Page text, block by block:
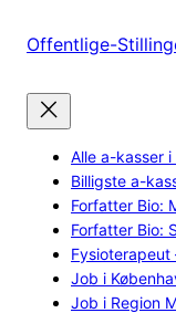
Offentlige-
Alle a-kasser i
Billigste a-
Forfatter Bio:
Forfatter Bio:
Job i
Job i Region